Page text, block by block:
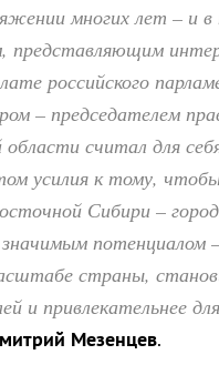
многих лет – и
представляющим
российского
– председателем
области считал для
усилия к тому,
Сибири –
потенциалом
страны,
и привлекательнее
Мезенцев.